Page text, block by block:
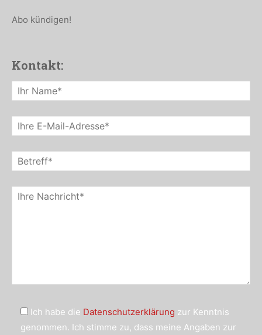
Abo kündigen!
Kontakt:
Ich habe die Datenschutzerklärung zur Kenntnis
genommen. Ich stimme zu, dass meine Angaben zur